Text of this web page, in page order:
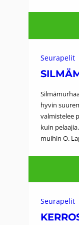
Seurapelit
hyvin
valmistelee
kuin
muihin O.
Seurapelit